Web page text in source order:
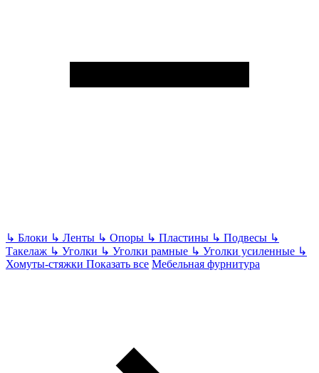
↳ Блоки ↳ Ленты ↳ Опоры ↳ Пластины ↳ Подвесы ↳
Такелаж ↳ Уголки ↳ Уголки рамные ↳ Уголки усиленные ↳
Хомуты-стяжки Показать все Мебельная фурнитура